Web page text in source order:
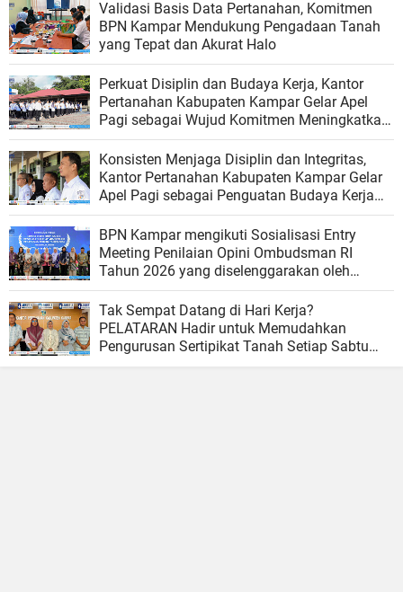
Validasi Basis Data Pertanahan, Komitmen
BPN Kampar Mendukung Pengadaan Tanah
yang Tepat dan Akurat Halo
Perkuat Disiplin dan Budaya Kerja, Kantor
Pertanahan Kabupaten Kampar Gelar Apel
Pagi sebagai Wujud Komitmen Meningkatkan
Kualitas Pelayanan
Konsisten Menjaga Disiplin dan Integritas,
Kantor Pertanahan Kabupaten Kampar Gelar
Apel Pagi sebagai Penguatan Budaya Kerja
Organisasi
BPN Kampar mengikuti Sosialisasi Entry
Meeting Penilaian Opini Ombudsman RI
Tahun 2026 yang diselenggarakan oleh
Ombudsman RI
Tak Sempat Datang di Hari Kerja?
PELATARAN Hadir untuk Memudahkan
Pengurusan Sertipikat Tanah Setiap Sabtu